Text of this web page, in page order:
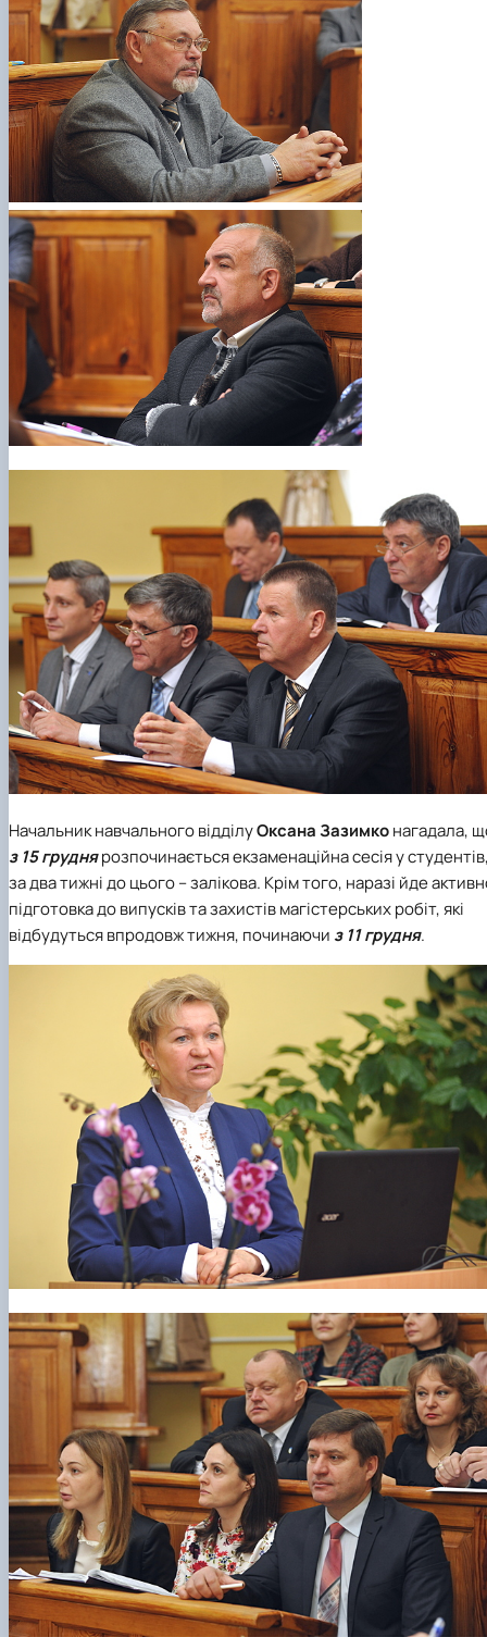
Начальник навчального відділуОксана Зазимконагадала,
з 15 груднярозпочинається екзаменаційна сесія у
за два тижні до цього – залікова. Крім того, наразі йде
підготовка до випусків та захистів магістерських робіт, які
відбудуться впродовж тижня, починаючи з 11 грудня.